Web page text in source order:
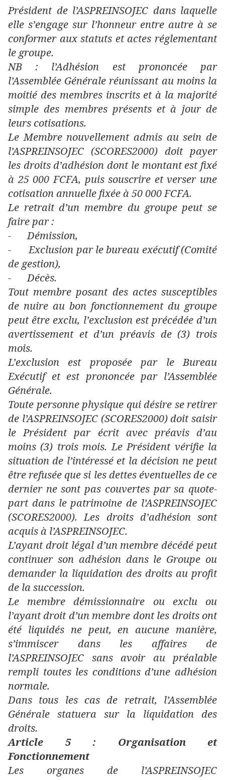
Président de l’ASPREINSOJEC dans laquelle
elle s’engage sur l’honneur entre autre à se
conformer aux statuts et actes réglementant
le groupe.
NB : l’Adhésion est prononcée par
l’Assemblée Générale réunissant au moins la
moitié des membres inscrits et à la majorité
simple des membres présents et à jour de
leurs cotisations.
Le Membre nouvellement admis au sein de
l’ASPREINSOJEC (SCORES2000) doit payer
les droits d’adhésion dont le montant est fixé
à 25 000 FCFA, puis souscrire et verser une
cotisation annuelle fixée à 50 000 FCFA.
Le retrait d’un membre du groupe peut se
faire par :
-
Démission,
-
Exclusion par le bureau exécutif (Comité
de gestion),
-
Décès.
Tout membre posant des actes susceptibles
de nuire au bon fonctionnement du groupe
peut être exclu, l’exclusion est précédée d’un
avertissement et d’un préavis de (3) trois
mois.
L’exclusion est proposée par le Bureau
Exécutif et est prononcée par l’Assemblée
Générale.
Toute personne physique qui désire se retirer
de l’ASPREINSOJEC (SCORES2000) doit saisir
le Président par écrit avec préavis d’au
moins (3) trois mois. Le Président vérifie la
situation de l’intéressé et la décision ne peut
être refusée que si les dettes éventuelles de ce
dernier ne sont pas couvertes par sa quote-
part dans le patrimoine de l’ASPREINSOJEC
(SCORES2000). Les droits d’adhésion sont
acquis à l’ASPREINSOJEC.
L’ayant droit légal d’un membre décédé peut
continuer son adhésion dans le Groupe ou
demander la liquidation des droits au profit
de la succession.
Le membre démissionnaire ou exclu ou
l’ayant droit d’un membre dont les droits ont
été liquidés ne peut, en aucune manière,
s’immiscer dans les affaires de
l’ASPREINSOJEC sans avoir au préalable
rempli toutes les conditions d’une adhésion
normale.
Dans tous les cas de retrait, l’Assemblée
Générale statuera sur la liquidation des
droits.
Article 5 : Organisation et
Fonctionnement
Les organes de l’ASPREINSOJEC